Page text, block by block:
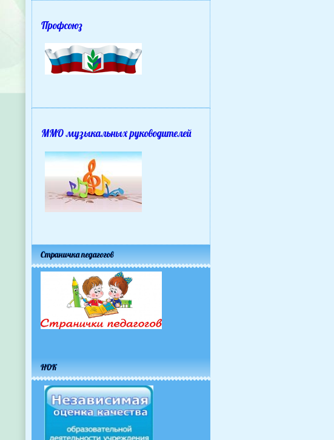
Профсоюз
ММО музыкальных руководителей
Страничка педагогов
НОК